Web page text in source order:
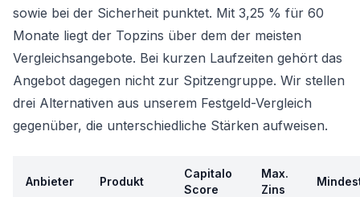
sowie bei der Sicherheit punktet. Mit 3,25 % für 60
Monate liegt der Topzins über dem der meisten
Vergleichsangebote. Bei kurzen Laufzeiten gehört das
Angebot dagegen nicht zur Spitzengruppe. Wir stellen
drei Alternativen aus unserem Festgeld-Vergleich
gegenüber, die unterschiedliche Stärken aufweisen.
Anbieter Produkt
Capitalo
Score
Max.
Zins